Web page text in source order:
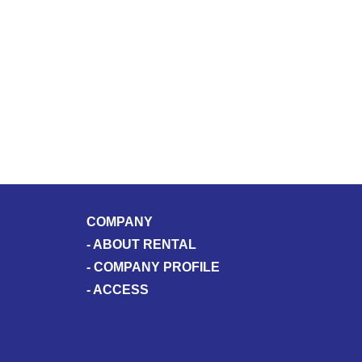
COMPANY
- ABOUT RENTAL
- COMPANY PROFILE
- ACCESS